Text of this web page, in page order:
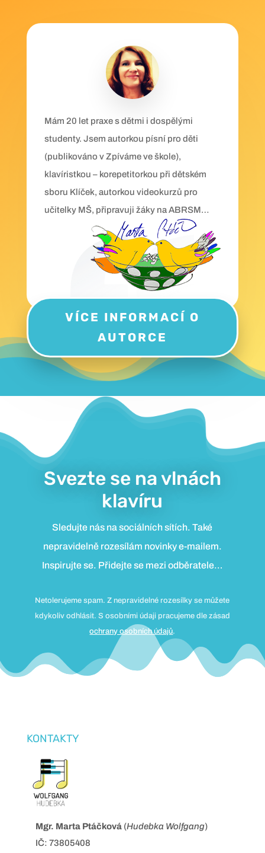
Mám 20 let praxe s dětmi i dospělými
studenty. Jsem autorkou písní pro děti
(publikováno v Zpíváme ve škole),
klavíristkou – korepetitorkou při dětském
sboru Klíček, autorkou videokurzů pro
učitelky MŠ, připravuji žáky na ABRSM…
VÍCE INFORMACÍ O
AUTORCE
Svezte se na vlnách
klavíru
Sledujte nás na sociálních sítích. Také
nepravidelně rozesílám novinky e-mailem.
Inspirujte se. Přidejte se mezi odběratele…
Netolerujeme spam. Z nepravidelné rozesílky se můžete
kdykoliv odhlásit. S osobními údaji pracujeme dle zásad
ochrany osobních údajů.
KONTAKTY
Mgr. Marta Ptáčková(Hudebka Wolfgang)
IČ: 73805408